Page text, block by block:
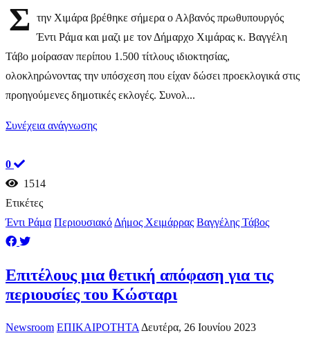
Σ
την Χιμάρα βρέθηκε σήμερα ο Αλβανός πρωθυπουργός
Έντι Ράμα και μαζι με τον Δήμαρχο Χιμάρας κ. Βαγγέλη
Τάβο μοίρασαν περίπου 1.500 τίτλους ιδιοκτησίας,
ολοκληρώνοντας την υπόσχεση που είχαν δώσει προεκλογικά στις
προηγούμενες δημοτικές εκλογές. Συνολ...
Συνέχεια ανάγνωσης
0
1514
Ετικέτες
Έντι Ράμα Περιουσιακό Δήμος Χειμάρρας Βαγγέλης Τάβος
Επιτέλους μια θετική απόφαση για τις
περιουσίες του Κώσταρι
Newsroom ΕΠΙΚΑΙΡΟΤΗΤΑ Δευτέρα, 26 Ιουνίου 2023